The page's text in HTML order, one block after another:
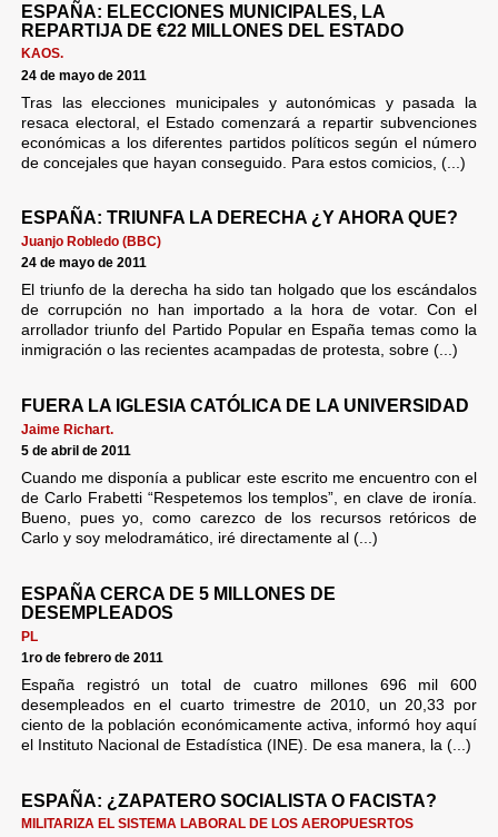
ESPAÑA: ELECCIONES MUNICIPALES, LA
REPARTIJA DE €22 MILLONES DEL ESTADO
KAOS.
24 de mayo de 2011
Tras las elecciones municipales y autonómicas y pasada la
resaca electoral, el Estado comenzará a repartir subvenciones
económicas a los diferentes partidos políticos según el número
de concejales que hayan conseguido. Para estos comicios, (...)
ESPAÑA: TRIUNFA LA DERECHA ¿Y AHORA QUE?
Juanjo Robledo (BBC)
24 de mayo de 2011
El triunfo de la derecha ha sido tan holgado que los escándalos
de corrupción no han importado a la hora de votar. Con el
arrollador triunfo del Partido Popular en España temas como la
inmigración o las recientes acampadas de protesta, sobre (...)
FUERA LA IGLESIA CATÓLICA DE LA UNIVERSIDAD
Jaime Richart.
5 de abril de 2011
Cuando me disponía a publicar este escrito me encuentro con el
de Carlo Frabetti “Respetemos los templos”, en clave de ironía.
Bueno, pues yo, como carezco de los recursos retóricos de
Carlo y soy melodramático, iré directamente al (...)
ESPAÑA CERCA DE 5 MILLONES DE
DESEMPLEADOS
PL
1ro de febrero de 2011
España registró un total de cuatro millones 696 mil 600
desempleados en el cuarto trimestre de 2010, un 20,33 por
ciento de la población económicamente activa, informó hoy aquí
el Instituto Nacional de Estadística (INE). De esa manera, la (...)
ESPAÑA: ¿ZAPATERO SOCIALISTA O FACISTA?
MILITARIZA EL SISTEMA LABORAL DE LOS AEROPUESRTOS